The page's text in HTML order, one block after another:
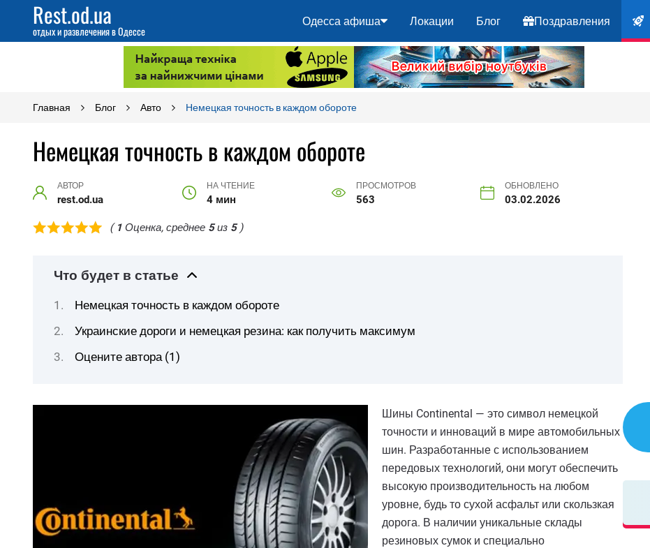
Rest.od.ua
отдых и развлечения в Одессе
Одесса афиша Локации Блог Поздравления
Главная Блог Авто Немецкая точность в каждом обороте
Немецкая точность в каждом обороте
АВТОР
rest.od.ua
НА ЧТЕНИЕ
4 мин
ПРОСМОТРОВ
563
ОБНОВЛЕНО
03.02.2026
( 1 Оценка, среднее 5из 5)
Что будет в статье
Немецкая точность в каждом обороте
Украинские дороги и немецкая резина: как получить максимум
Оцените автора (1)
Шины Continental — это символ немецкой
точности и инноваций в мире автомобильных
шин. Разработанные с использованием
передовых технологий, они могут обеспечить
высокую производительность на любом
уровне, будь то сухой асфальт или скользкая
дорога. В наличии уникальные склады
резиновых сумок и специально